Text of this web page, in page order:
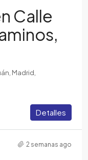
Calle
Madrid,
Detalles
2 semanas ago